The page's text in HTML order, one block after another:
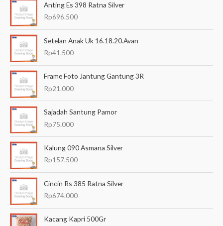
u
n
u
Anting Es 398 Ratna Silver
Rp696.500
Setelan Anak Uk 16.18.20.Avan
Rp41.500
Frame Foto Jantung Gantung 3R
Rp21.000
Sajadah Santung Pamor
Rp75.000
Kalung 090 Asmana Silver
Rp157.500
Cincin Rs 385 Ratna Silver
Rp674.000
Kacang Kapri 500Gr